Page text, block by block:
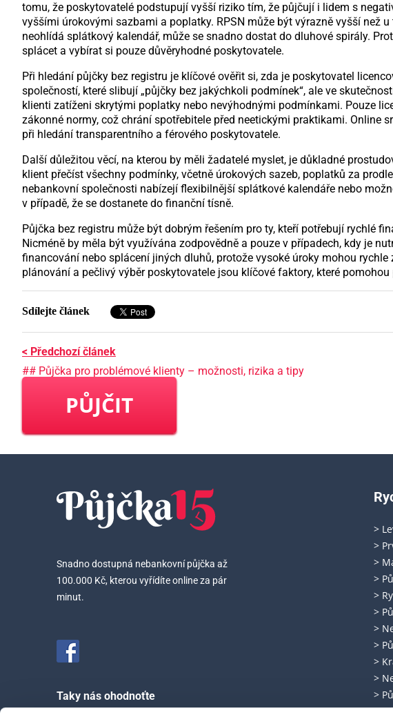
tomu, že poskytovatelé podstupují vyšší riziko tím, že půjčují i lidem s
vyššími úrokovými sazbami a poplatky. RPSN může být výrazně vyšší než
neohlídá splátkový kalendář, může se snadno dostat do dluhové spirály.
splácet a vybírat si pouze důvěryhodné poskytovatele.
Při hledání půjčky bez registru je klíčové ověřit si, zda je poskytovatel
společností, které slibují „půjčky bez jakýchkoli podmínek“, ale ve
klienti zatíženi skrytými poplatky nebo nevýhodnými podmínkami. Pouze
zákonné normy, což chrání spotřebitele před neetickými praktikami. Online
při hledání transparentního a férového poskytovatele.
Další důležitou věcí, na kterou by měli žadatelé myslet, je důkladné
klient přečíst všechny podmínky, včetně úrokových sazeb, poplatků za
nebankovní společnosti nabízejí flexibilnější splátkové kalendáře nebo
v případě, že se dostanete do finanční tísně.
Půjčka bez registru může být dobrým řešením pro ty, kteří potřebují rychlé
Nicméně by měla být využívána zodpovědně a pouze v případech, kdy je
financování nebo splácení jiných dluhů, protože vysoké úroky mohou
plánování a pečlivý výběr poskytovatele jsou klíčové faktory, které
Sdílejte článek
< Předchozí článek
## Půjčka pro problémové klienty – možnosti, rizika a tipy
PŮJČIT
Snadno dostupná nebankovní půjčka až
100.000 Kč, kterou vyřídíte online za pár
minut.
Taky nás ohodnoťte
>
>
>
>
>
>
>
>
>
>
>
>